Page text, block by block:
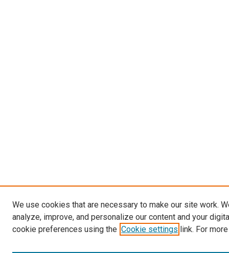
We use cookies that are necessary to make our site work.
analyze, improve, and personalize our content and your
cookie preferences using the Cookie settings link. For